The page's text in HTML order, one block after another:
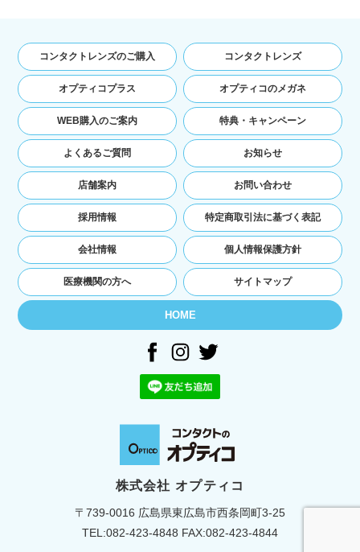
ユーザーに自分の登録情報の閲覧や修正，利用
状況の閲覧を行っていただくために，氏名，住
所，連絡先，支払方法などの登録情報，利用さ
れたサービスや購入された商品，およびそれら
の代金などに関する情報を表示する目的
ユーザーにお知らせや連絡をするためにメール
アドレスを利用する場合やユーザーに商品を送
付したり必要に応じて連絡したりするため，氏
名や住所などの連絡先情報を利用する目的
ユーザーの本人確認を行うために，氏名，生年
月日，住所，電話番号，銀行口座番号，クレジ
ットカード番号，運転免許証番号，配達証明付
き郵便の到達結果などの情報を利用する目的
ユーザーに代金を請求するために，購入された
商品名や数量，利用されたサービスの種類や期
間，回数，請求金額，氏名，住所，銀行口座番
号やクレジットカード番号などの支払に関する
情報などを利用する目的
ユーザーが簡便にデータを入力できるようにす
るために，当社に登録されている情報を入力画
面に表示させたり，ユーザーのご指示に基づい
て他のサービスなど（提携先が提供するものも
代金の支払を遅滞したり第三者に損害を発生さ
せたりするなど，本サービスの利用規約に違反
したユーザーや，不正・不当な目的でサービス
を利用しようとするユーザーの利用をお断りす
定するための情報を利用する目的
ユーザーからのお問い合わせに対応するため
HOME
コンタクトレンズのご購入 コンタクトレンズ
オプティコプラス オプティコのメガネ
WEB購入のご案内
よくあるご質問
店舗案内
採用情報
会社情報
医療機関の方へ
特典・キャンペーン
お知らせ
お問い合わせ
特定商取引法に基づく表記
個人情報保護方針
サイトマップ
株式会社 オプティコ
〒739-0016 広島県東広島市西条岡町3-25
TEL:082-423-4848 FAX:082-423-4844